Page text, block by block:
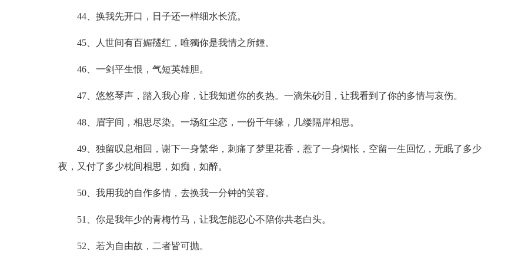
44、换我先开口，日子还一样细水长流。
45、人世间有百媚韆红，唯獨你是我情之所鍾。
46、一剑平生恨，气短英雄胆。
47、悠悠琴声，踏入我心扉，让我知道你的炙热。一滴朱砂泪，让我看到了你的多情与哀伤。
48、眉宇间，相思尽染。一场红尘恋，一份千年缘，几缕隔岸相思。
49、独留叹息相回，谢下一身繁华，刺痛了梦里花香，惹了一身惆怅，空留一生回忆，无眠了多少
夜，又付了多少枕间相思，如痴，如醉。
50、我用我的自作多情，去换我一分钟的笑容。
51、你是我年少的青梅竹马，让我怎能忍心不陪你共老白头。
52、若为自由故，二者皆可抛。